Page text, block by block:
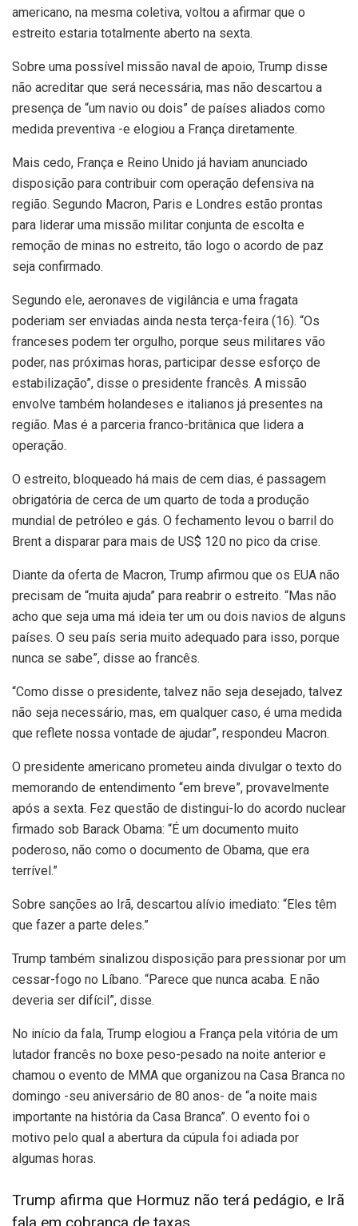
americano, na mesma coletiva, voltou a afirmar que o
estreito estaria totalmente aberto na sexta.
Sobre uma possível missão naval de apoio, Trump disse
não acreditar que será necessária, mas não descartou a
presença de “um navio ou dois” de países aliados como
medida preventiva -e elogiou a França diretamente.
Mais cedo, França e Reino Unido já haviam anunciado
disposição para contribuir com operação defensiva na
região. Segundo Macron, Paris e Londres estão prontas
para liderar uma missão militar conjunta de escolta e
remoção de minas no estreito, tão logo o acordo de paz
seja confirmado.
Segundo ele, aeronaves de vigilância e uma fragata
poderiam ser enviadas ainda nesta terça-feira (16). “Os
franceses podem ter orgulho, porque seus militares vão
poder, nas próximas horas, participar desse esforço de
estabilização”, disse o presidente francês. A missão
envolve também holandeses e italianos já presentes na
região. Mas é a parceria franco-britânica que lidera a
operação.
O estreito, bloqueado há mais de cem dias, é passagem
obrigatória de cerca de um quarto de toda a produção
mundial de petróleo e gás. O fechamento levou o barril do
Brent a disparar para mais de US$ 120 no pico da crise.
Diante da oferta de Macron, Trump afirmou que os EUA não
precisam de “muita ajuda” para reabrir o estreito. “Mas não
acho que seja uma má ideia ter um ou dois navios de alguns
países. O seu país seria muito adequado para isso, porque
nunca se sabe”, disse ao francês.
“Como disse o presidente, talvez não seja desejado, talvez
não seja necessário, mas, em qualquer caso, é uma medida
que reflete nossa vontade de ajudar”, respondeu Macron.
O presidente americano prometeu ainda divulgar o texto do
memorando de entendimento “em breve”, provavelmente
após a sexta. Fez questão de distingui-lo do acordo nuclear
firmado sob Barack Obama: “É um documento muito
poderoso, não como o documento de Obama, que era
terrível.”
Sobre sanções ao Irã, descartou alívio imediato: “Eles têm
que fazer a parte deles.”
Trump também sinalizou disposição para pressionar por um
cessar-fogo no Líbano. “Parece que nunca acaba. E não
deveria ser difícil”, disse.
No início da fala, Trump elogiou a França pela vitória de um
lutador francês no boxe peso-pesado na noite anterior e
chamou o evento de MMA que organizou na Casa Branca no
domingo -seu aniversário de 80 anos- de “a noite mais
importante na história da Casa Branca”. O evento foi o
motivo pelo qual a abertura da cúpula foi adiada por
algumas horas.
Trump afirma que Hormuz não terá pedágio, e Irã